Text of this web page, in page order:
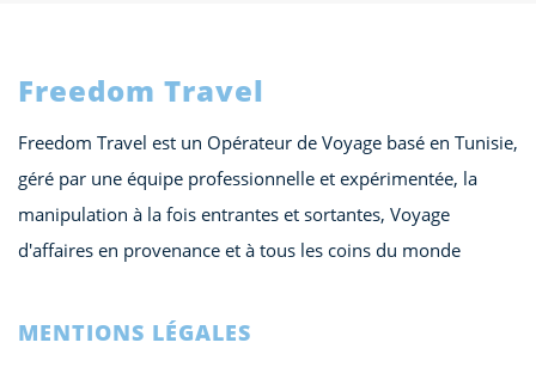
Freedom Travel
Freedom Travel est un Opérateur de Voyage basé en Tunisie,
géré par une équipe professionnelle et expérimentée, la
manipulation à la fois entrantes et sortantes, Voyage
d'affaires en provenance et à tous les coins du monde
MENTIONS LÉGALES